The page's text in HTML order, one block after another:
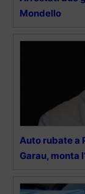
Mondello
Auto rubate a
Garau, monta